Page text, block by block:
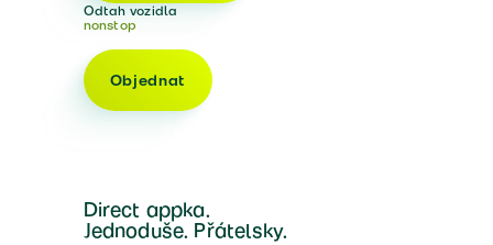
Odtah vozidla
nonstop
Objednat
Direct appka.
Jednoduše. Přátelsky.